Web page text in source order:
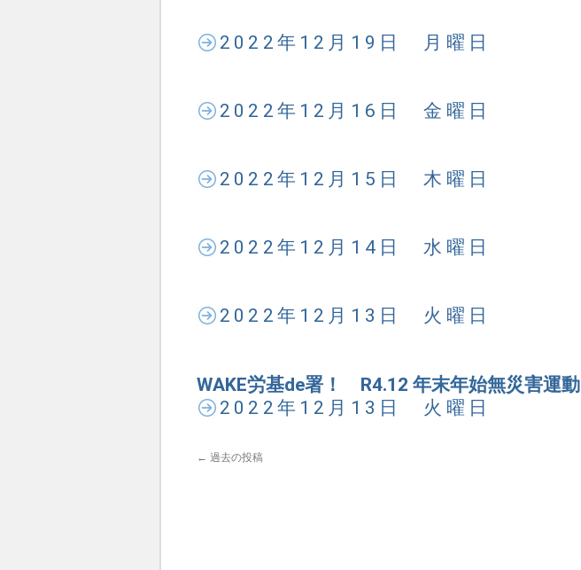
2022年12月19日 月曜日
2022年12月16日 金曜日
2022年12月15日 木曜日
2022年12月14日 水曜日
2022年12月13日 火曜日
WAKE労基de署！ R4.12 年末年始無災害運動
2022年12月13日 火曜日
← 過去の投稿